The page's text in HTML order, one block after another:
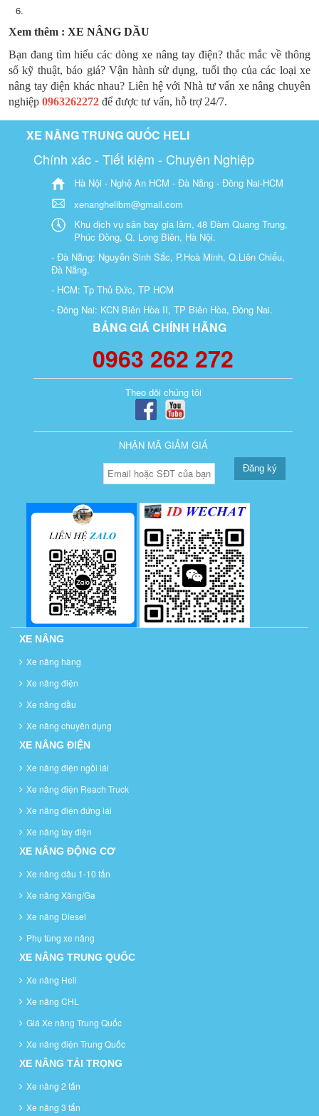
Xem thêm : XE NÂNG DẦU
Bạn đang tìm hiểu các dòng xe nâng tay điện? thắc mắc về thông
số kỹ thuật, báo giá? Vận hành sử dụng, tuổi thọ của các loại xe
nâng tay điện khác nhau? Liên hệ với Nhà tư vấn xe nâng chuyên
nghiệp 0963262272 để được tư vấn, hỗ trợ 24/7.
XE NÂNG TRUNG QUỐC HELI
Chính xác - Tiết kiệm - Chuyên Nghiệp
Hà Nội - Nghệ An HCM - Đà Nẵng - Đồng Nai-HCM
xenanghelibm@gmail.com
Khu dịch vụ sân bay gia lâm, 48 Đàm Quang Trung,
Phúc Đồng, Q. Long Biên, Hà Nội.
- Đà Nẵng: Nguyễn Sinh Sắc, P.Hoà Minh, Q.Liên Chiểu,
Đà Nẵng.
- HCM: Tp Thủ Đức, TP HCM
- Đồng Nai: KCN Biên Hòa II, TP Biên Hòa, Đồng Nai.
BẢNG GIÁ CHÍNH HÃNG
0963 262 272
Theo dõi chúng tôi
NHẬN MÃ GIẢM GIÁ
Đăng ký
XE NÂNG
Xe nâng hàng
Xe nâng điện
Xe nâng dầu
Xe nâng chuyên dụng
XE NÂNG ĐIỆN
Xe nâng điện ngồi lái
Xe nâng điện Reach Truck
Xe nâng điện đứng lái
Xe nâng tay điện
XE NÂNG ĐỘNG CƠ
Xe nâng dầu 1-10 tấn
Xe nâng Xăng/Ga
Xe nâng Diesel
Phụ tùng xe nâng
XE NÂNG TRUNG QUỐC
Xe nâng Heli
Xe nâng CHL
Giá Xe nâng Trung Quốc
Xe nâng điện Trung Quốc
XE NÂNG TẢI TRỌNG
Xe nâng 2 tấn
Xe nâng 3 tấn